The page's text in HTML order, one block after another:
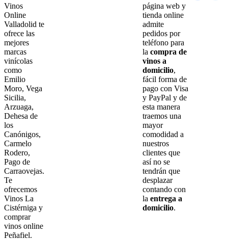
Vinos
Online
Valladolid te
ofrece las
mejores
marcas
vinícolas
como
Emilio
Moro, Vega
Sicilia,
Arzuaga,
Dehesa de
los
Canónigos,
Carmelo
Rodero,
Pago de
Carraovejas.
Te
ofrecemos
Vinos La
Cistérniga y
comprar
vinos online
Peñafiel.
página web y
tienda online
admite
pedidos por
teléfono para
la compra de
vinos a
domicilio,
fácil forma de
pago con Visa
y PayPal y de
esta manera
traemos una
mayor
comodidad a
nuestros
clientes que
así no se
tendrán que
desplazar
contando con
la entrega a
domicilio.